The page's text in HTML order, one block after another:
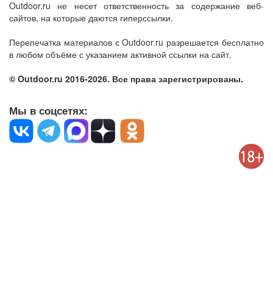
Outdoor.ru не несет ответственность за содержание веб-
сайтов, на которые даются гиперссылки.
Перепечатка материалов с Outdoor.ru разрешается бесплатно
в любом объёме с указанием активной ссылки на сайт.
© Outdoor.ru 2016-2026. Все права зарегистрированы.
Мы в соцсетях: